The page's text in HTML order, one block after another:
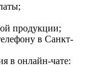
продукции;
в Санкт-
в онлайн-чате: